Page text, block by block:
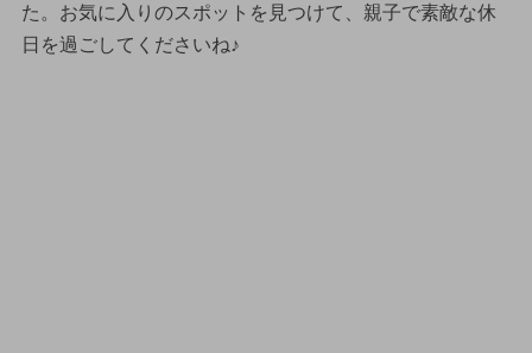
た。お気に入りのスポットを見つけて、親子で素敵な休
日を過ごしてくださいね♪